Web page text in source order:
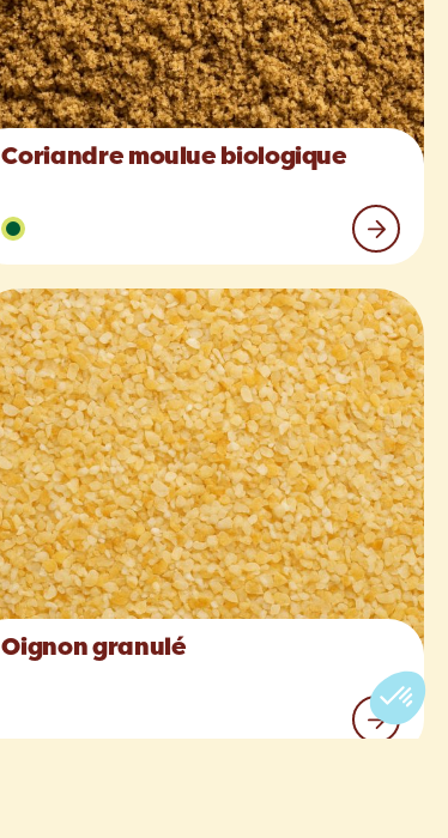
Coriandre moulue biologique
Oignon granulé